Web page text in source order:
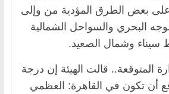
على بعض الطرق المؤدية من وإلى
البحري والسواحل الشمالية
سيناء وشمال الصعيد.
المتوقعة.. قالت الهيئة إن درجة
أن تكون في القاهرة: العظمي